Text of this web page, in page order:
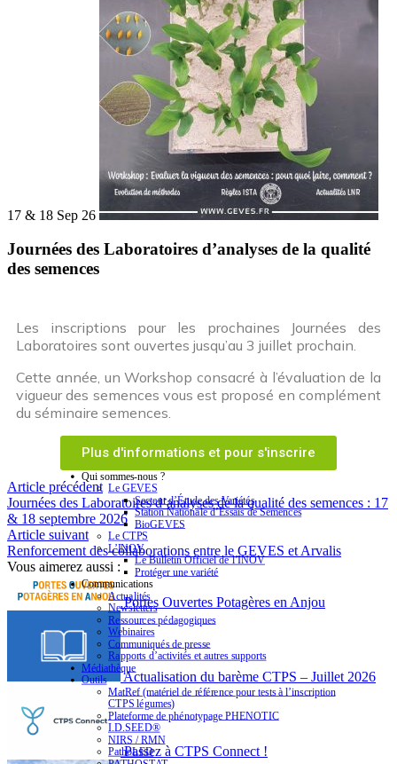
17 & 18 Sep 26
Journées des Laboratoires d’analyses de la qualité
des semences
Les inscriptions pour les prochaines Journées des
Laboratoires sont ouvertes jusqu’au 3 juillet prochain.
Cette année, un Workshop consacré à l’évaluation de la
vigueur des semences vous est proposé en complément
du séminaire semences.
Plus d'informations et pour s'inscrire
Article précédent
Journées des Laboratoires d’analyses de la qualité des semences : 17
& 18 septembre 2026
Article suivant
Renforcement des collaborations entre le GEVES et Arvalis
Vous aimerez aussi :
Portes Ouvertes Potagères en Anjou
Actualisation du barème CTPS – Juillet 2026
Passez à CTPS Connect !
Qui sommes-nous ?
Le GEVES
Secteur d’Étude des Variétés
Station Nationale d’Essais de Semences
BioGEVES
Le CTPS
L’INOV
Le Bulletin Officiel de l’INOV
Protéger une variété
Communications
Actualités
Newsletters
Ressources pédagogiques
Webinaires
Communiqués de presse
Rapports d’activités et autres supports
Médiathèque
Outils
MatRef (matériel de référence pour tests à l’inscription
CTPS légumes)
Plateforme de phénotypage PHENOTIC
I.D.SEED®
NIRS / RMN
PathoLED